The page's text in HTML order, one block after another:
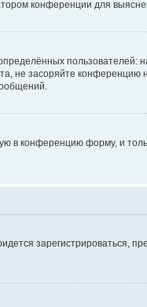
конференции для
пользователей:
не засоряйте конференцию
в конференцию форму, и
зарегистрироваться,